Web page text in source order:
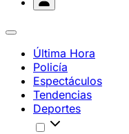
Última Hora
Policía
Espectáculos
Tendencias
Deportes